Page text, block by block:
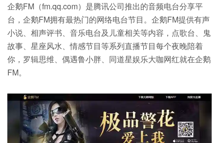
企鹅FM（fm.qq.com）是腾讯公司推出的音频电台分享平
台，企鹅FM拥有最热门的网络电台节目。企鹅FM提供有声
小说、相声评书、音乐电台及儿童相关等内容，点歌台、鬼
故事、星座风水、情感节目等系列直播节目每个夜晚陪着
你，罗辑思维、偶遇鲁小胖、同道星娱乐大咖网红就在企鹅
FM。